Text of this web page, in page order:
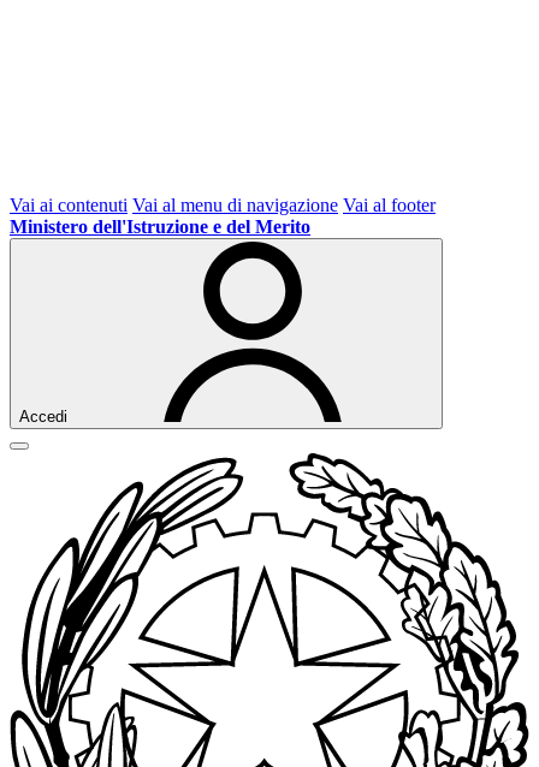
Vai ai contenuti Vai al menu di navigazione Vai al footer
Ministero dell'Istruzione e del Merito
Accedi